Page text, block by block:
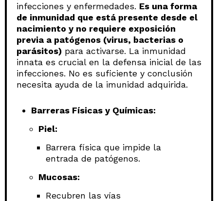
infecciones y enfermedades. Es una forma
de inmunidad que está presente desde el
nacimiento y no requiere exposición
previa a patógenos (virus, bacterias o
parásitos) para activarse. La inmunidad
innata es crucial en la defensa inicial de las
infecciones. No es suficiente y conclusión
necesita ayuda de la imunidad adquirida.
Barreras Físicas y Químicas:
Piel:
Barrera física que impide la
entrada de patógenos.
Mucosas:
Recubren las vías